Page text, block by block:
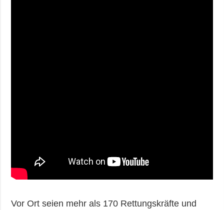
Vor Ort seien mehr als 170 Rettungskräfte und